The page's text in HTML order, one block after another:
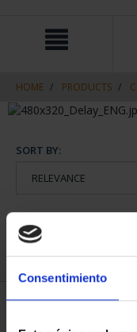
Consentimiento
navigation
HOME PRODUCTS
SORT BY: